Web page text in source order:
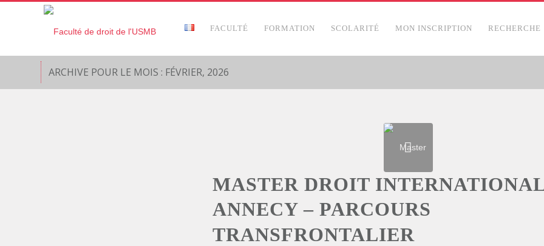
FACULTÉ FORMATION SCOLARITÉ MON INSCRIPTION RECHERCHE
ARCHIVE POUR LE MOIS : FÉVRIER, 2026
MASTER DROIT
ANNECY – PARCOURS
TRANSFRONTALIER